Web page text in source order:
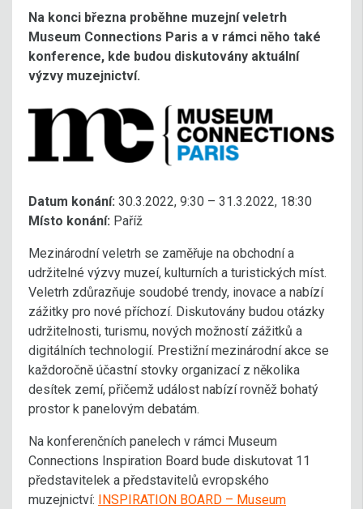
Na konci března proběhne muzejní veletrh
Museum Connections Paris a v rámci něho také
konference, kde budou diskutovány aktuální
výzvy muzejnictví.
Datum konání: 30.3.2022, 9:30 – 31.3.2022, 18:30
Místo konání: Paříž
Mezinárodní veletrh se zaměřuje na obchodní a
udržitelné výzvy muzeí, kulturních a turistických míst.
Veletrh zdůrazňuje soudobé trendy, inovace a nabízí
zážitky pro nové příchozí. Diskutovány budou otázky
udržitelnosti, turismu, nových možností zážitků a
digitálních technologií. Prestižní mezinárodní akce se
každoročně účastní stovky organizací z několika
desítek zemí, přičemž událost nabízí rovněž bohatý
prostor k panelovým debatám.
Na konferenčních panelech v rámci Museum
Connections Inspiration Board bude diskutovat 11
představitelek a představitelů evropského
muzejnictví:
INSPIRATION BOARD – Museum